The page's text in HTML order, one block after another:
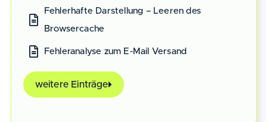
Fehlerhafte Darstellung – Leeren des
Browsercache
Fehleranalyse zum E-Mail Versand
weitere Einträge